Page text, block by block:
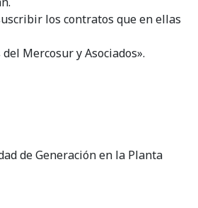
los contratos que en ellas
Mercosur y Asociados».
de Generación en la Planta